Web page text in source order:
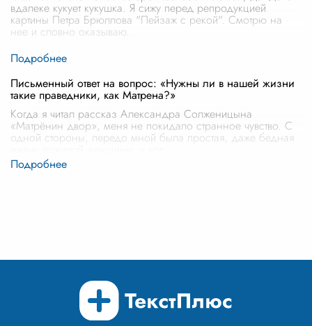
вдалеке кукует кукушка. Я сижу перед репродукцией
картины Петра Брюллова "Пейзаж с рекой". Смотрю на
нее и словно оказываю
Письменный ответ на вопрос: «Нужны ли в нашей жизни
такие праведники, как Матрена?»
Когда я читал рассказ Александра Солженицына
«Матрёнин двор», меня не покидало странное чувство. С
одной стороны, передо мной была простая, даже бедная